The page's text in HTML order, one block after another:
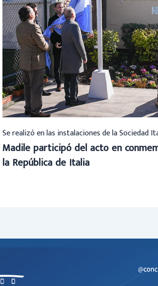
Se realizó en las instalaciones de la Sociedad
Madile participó del acto en
la República de Italia